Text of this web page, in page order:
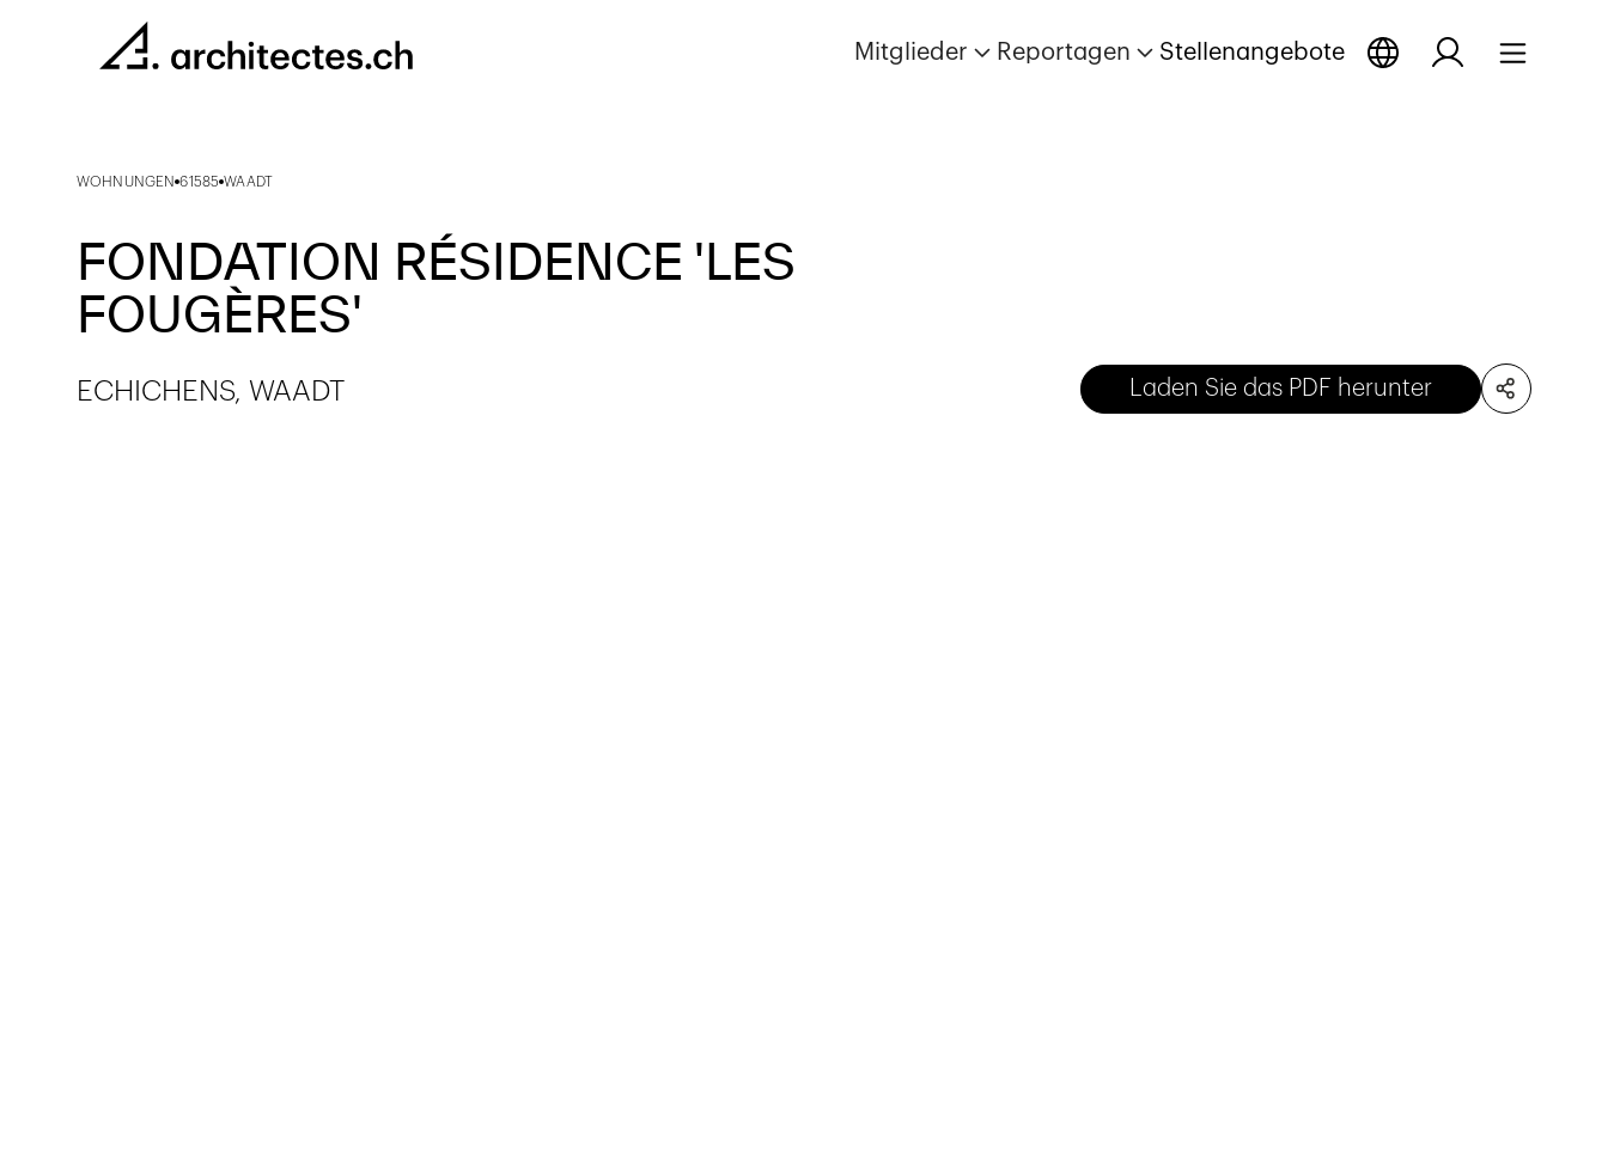
Mitglieder Reportagen Stellenangebote
WOHNUNGEN 61585 WAADT
FONDATION RÉSIDENCE 'LES
FOUGÈRES'
ECHICHENS, WAADT Laden Sie das PDF herunter